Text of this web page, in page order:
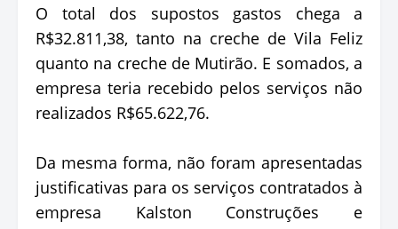
O total dos supostos gastos chega a
R$32.811,38, tanto na creche de Vila Feliz
quanto na creche de Mutirão. E somados, a
empresa teria recebido pelos serviços não
realizados R$65.622,76.
Da mesma forma, não foram apresentadas
justificativas para os serviços contratados à
empresa Kalston Construções e